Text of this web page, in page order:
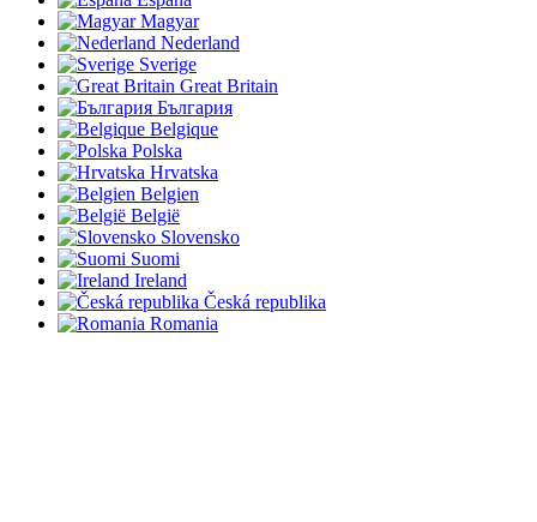
Magyar
Nederland
Sverige
Great Britain
България
Belgique
Polska
Hrvatska
Belgien
België
Slovensko
Suomi
Ireland
Česká republika
Romania